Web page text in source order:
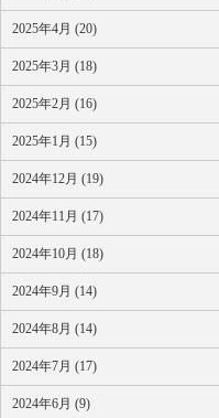
2025年4月 (20)
2025年3月 (18)
2025年2月 (16)
2025年1月 (15)
2024年12月 (19)
2024年11月 (17)
2024年10月 (18)
2024年9月 (14)
2024年8月 (14)
2024年7月 (17)
2024年6月 (9)